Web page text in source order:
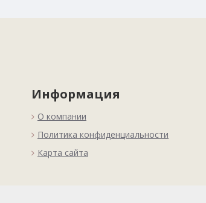
Информация
О компании
Политика конфиденциальности
Карта сайта